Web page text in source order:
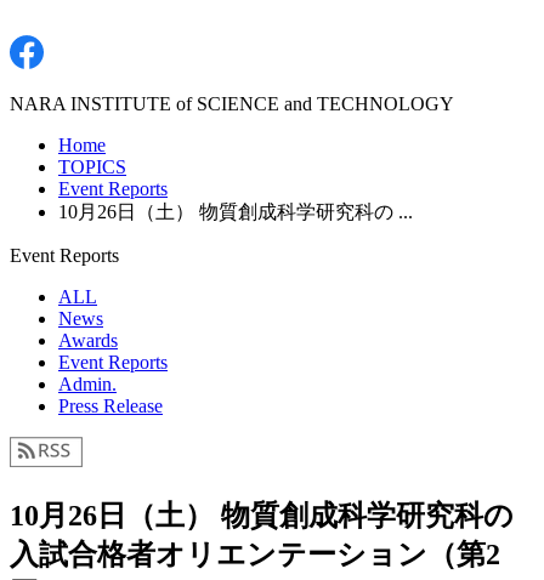
NARA INSTITUTE of SCIENCE and TECHNOLOGY
Home
TOPICS
Event Reports
10月26日（土） 物質創成科学研究科の ...
Event Reports
ALL
News
Awards
Event Reports
Admin.
Press Release
10月26日（土） 物質創成科学研究科の
入試合格者オリエンテーション（第2